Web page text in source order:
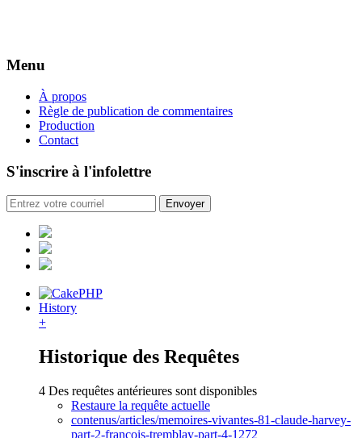
Menu
À propos
Règle de publication de commentaires
Production
Contact
S'inscrire à l'infolettre
History
+
Historique des Requêtes
4 Des requêtes antérieures sont disponibles
Restaure la requête actuelle
contenus/articles/memoires-vivantes-81-claude-harvey-
part-2-francois-tremblay-part-4-1272